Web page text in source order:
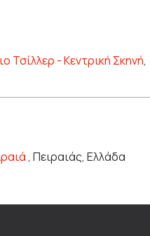
Τσίλλερ - Κεντρική Σκηνή,
, Πειραιάς, Ελλάδα